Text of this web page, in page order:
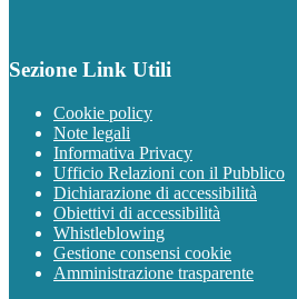
Sezione Link Utili
Cookie policy
Note legali
Informativa Privacy
Ufficio Relazioni con il Pubblico
Dichiarazione di accessibilità
Obiettivi di accessibilità
Whistleblowing
Gestione consensi cookie
Amministrazione trasparente